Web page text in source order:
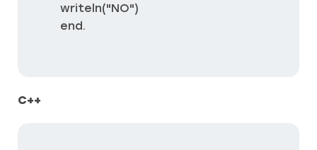
writeln("NO")
end.
C++